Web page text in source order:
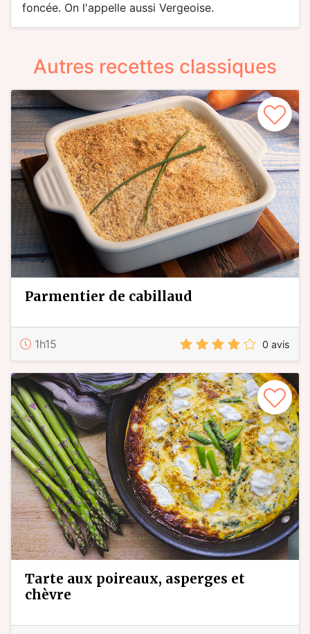
foncée. On l'appelle aussi Vergeoise.
Autres recettes classiques
parmentier de cabillaud
1h15 0 avis
tarte aux poireaux, asperges et
chèvre